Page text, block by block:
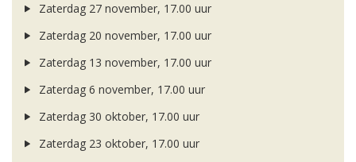
Zaterdag 27 november, 17.00 uur
Zaterdag 20 november, 17.00 uur
Zaterdag 13 november, 17.00 uur
Zaterdag 6 november, 17.00 uur
Zaterdag 30 oktober, 17.00 uur
Zaterdag 23 oktober, 17.00 uur